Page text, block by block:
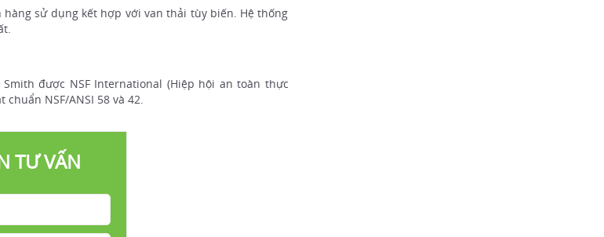
sử dụng kết hợp với van thải tùy biến. Hệ thống
được NSF International (Hiệp hội an toàn thực
NSF/ANSI 58 và 42.
TƯ VẤN